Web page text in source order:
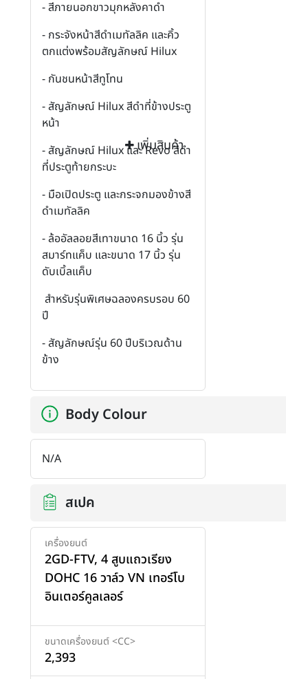
เพิ่มสินค้า
- สีภายนอกขาวมุกหลังคาดำ
- กระจังหน้าสีดำเมทัลลิค และคิ้ว
ตกแต่งพร้อมสัญลักษณ์ Hilux
- กันชนหน้าสีทูโทน
- สัญลักษณ์ Hilux สีดำที่ข้างประตู
หน้า
- สัญลักษณ์ Hilux และ Revo สีดำ
ที่ประตูท้ายกระบะ
- มือเปิดประตู และกระจกมองข้างสี
ดำเมทัลลิค
- ล้ออัลลอยสีเทาขนาด 16 นิ้ว รุ่น
สมาร์ทแค็บ และขนาด 17 นิ้ว รุ่น
ดับเบิ้ลแค็บ
สำหรับรุ่นพิเศษฉลองครบรอบ 60
ปี
- สัญลักษณ์รุ่น 60 ปีบริเวณด้าน
ข้าง
Body Colour
N/A
สเปค
เครื่องยนต์
2GD-FTV, 4 สูบแถวเรียง
DOHC 16 วาล์ว VN เทอร์โบ
อินเตอร์คูลเลอร์
ขนาดเครื่องยนต์ <CC>
2,393